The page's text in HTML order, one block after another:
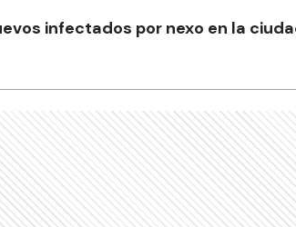
infectados por nexo en la